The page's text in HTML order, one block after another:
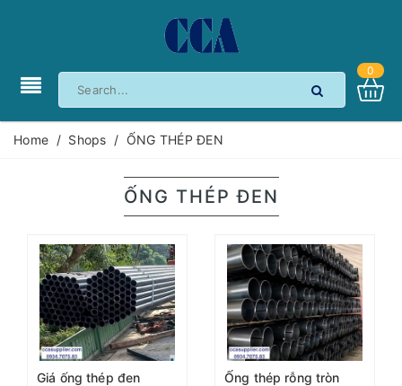
0
Home / Shops / ỐNG THÉP ĐEN
ỐNG THÉP ĐEN
Giá ống thép đen
Ống thép rỗng tròn